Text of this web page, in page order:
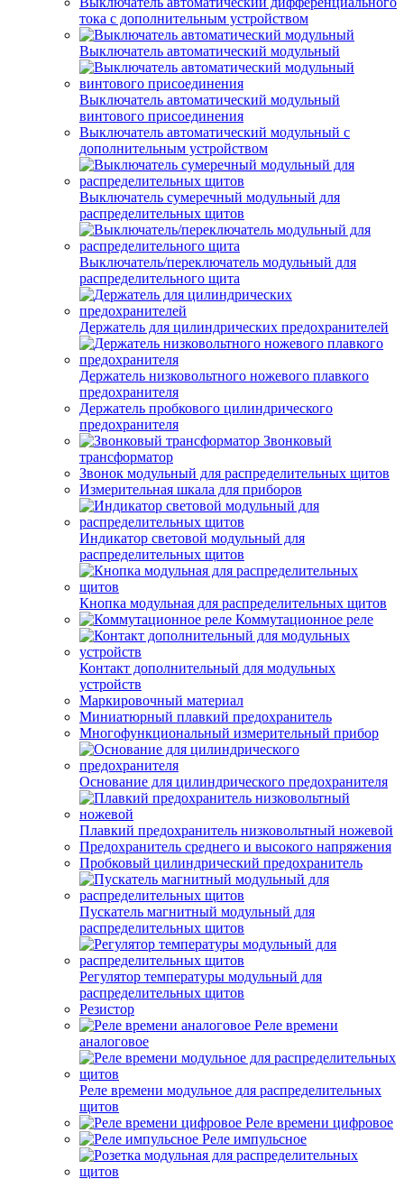
тока с дополнительным устройством
Выключатель автоматический модульный
Выключатель автоматический модульный
винтового присоединения
Выключатель автоматический модульный с
дополнительным устройством
Выключатель сумеречный модульный для
распределительных щитов
Выключатель/переключатель модульный для
распределительного щита
Держатель для цилиндрических предохранителей
Держатель низковольтного ножевого плавкого
предохранителя
Держатель пробкового цилиндрического
предохранителя
Звонковый
трансформатор
Звонок модульный для распределительных щитов
Измерительная шкала для приборов
Индикатор световой модульный для
распределительных щитов
Кнопка модульная для распределительных щитов
Коммутационное реле
Контакт дополнительный для модульных
устройств
Маркировочный материал
Миниатюрный плавкий предохранитель
Многофункциональный измерительный прибор
Основание для цилиндрического предохранителя
Плавкий предохранитель низковольтный ножевой
Предохранитель среднего и высокого напряжения
Пробковый цилиндрический предохранитель
Пускатель магнитный модульный для
распределительных щитов
Регулятор температуры модульный для
распределительных щитов
Резистор
Реле времени
аналоговое
Реле времени модульное для распределительных
щитов
Реле времени цифровое
Реле импульсное